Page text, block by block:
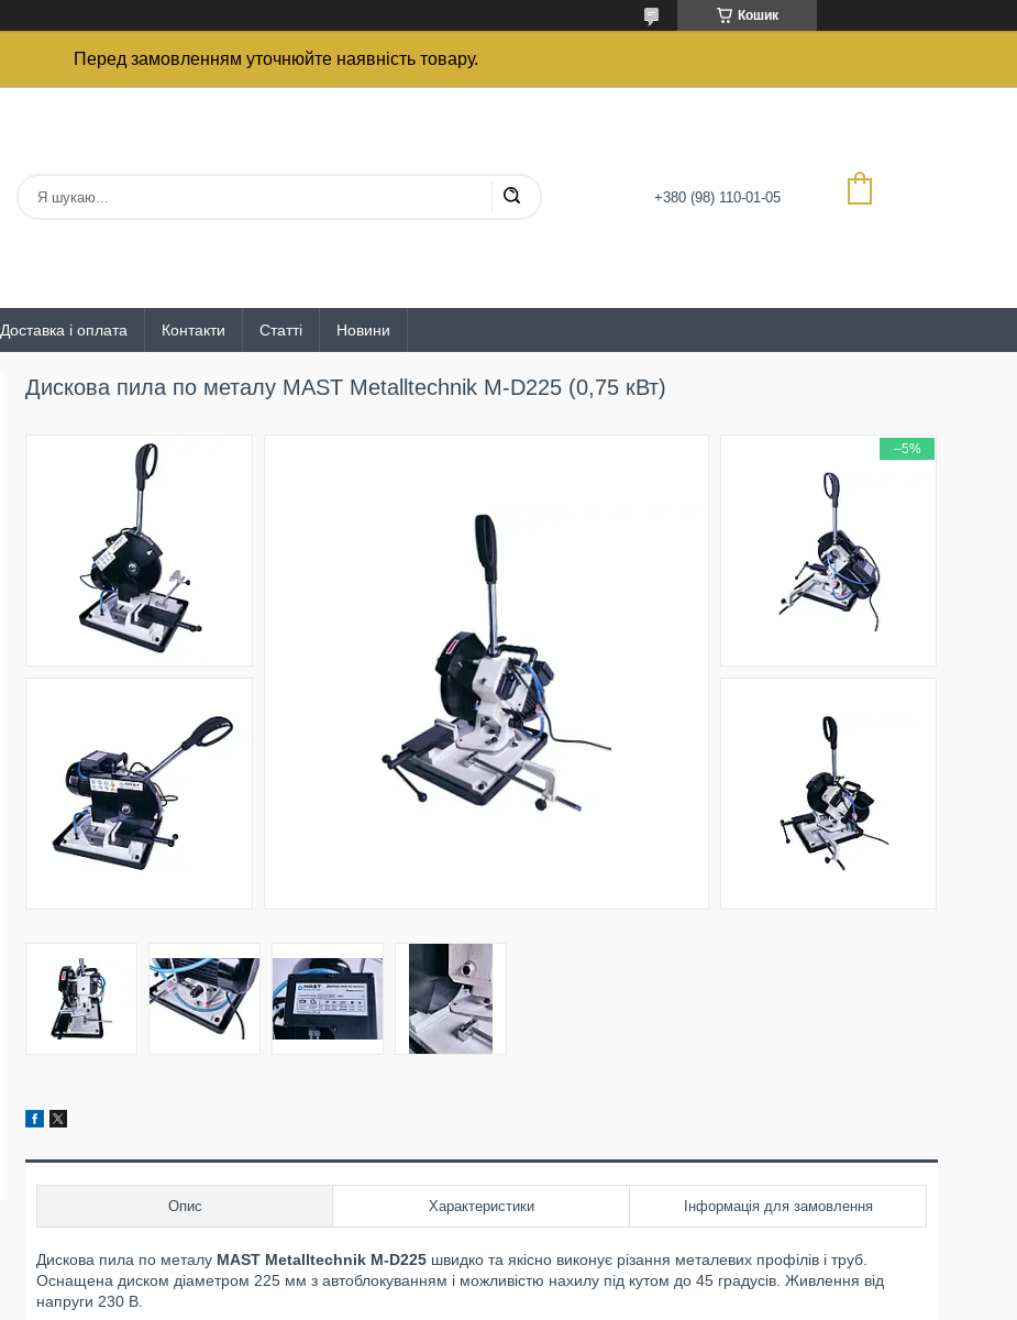
Кошик
Перед замовленням уточнюйте наявність товару.
+380 (98) 110-01-05
Доставка і оплата Контакти Статті Новини
Дискова пила по металу MAST Metalltechnik M-D225 (0,75 кВт)
–5%
Опис Характеристики Інформація для замовлення
Дискова пила по металу MAST Metalltechnik M-D225 швидко та якісно виконує різання металевих профілів і труб.
Оснащена диском діаметром 225 мм з автоблокуванням і можливістю нахилу під кутом до 45 градусів. Живлення від
напруги 230 В.